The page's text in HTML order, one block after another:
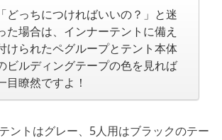
「どっちにつければいいの？」と迷
た場合は、インナーテントに備え
けられたペグループとテント本体
ビルディングテープの色を見れば
目瞭然ですよ！
ントはグレー、5人用はブラックのテー